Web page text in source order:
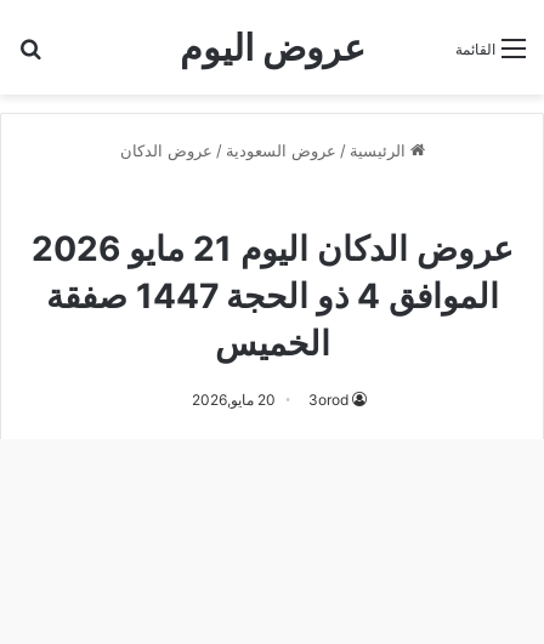
عروض اليوم القائمة
الرئيسية / عروض السعودية / عروض الدكان
عروض الدكان اليوم 21 مايو 2026
الموافق 4 ذو الحجة 1447 صفقة
الخميس
3orod 20 مايو,2026